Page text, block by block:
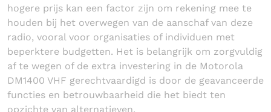
hogere prijs kan een factor zijn om rekening mee te
houden bij het overwegen van de aanschaf van deze
radio, vooral voor organisaties of individuen met
beperktere budgetten. Het is belangrijk om zorgvuldig
af te wegen of de extra investering in de Motorola
DM1400 VHF gerechtvaardigd is door de geavanceerde
functies en betrouwbaarheid die het biedt ten
opzichte van alternatieven.